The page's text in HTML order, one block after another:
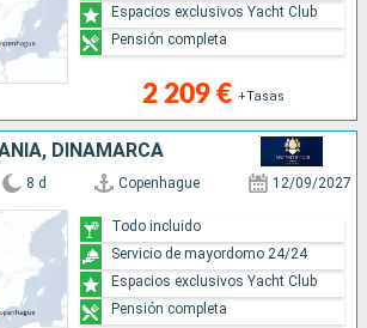
2 209 € +Tasas
Espacios exclusivos Yacht Club
Pensión completa
DINAMARCA
8 d Copenhague 12/09/2027
Todo incluido
Servicio de mayordomo 24/24
Espacios exclusivos Yacht Club
Pensión completa